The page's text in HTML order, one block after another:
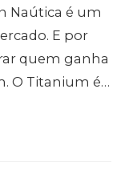
Naútica é um
E por
quem ganha
O Titanium é…